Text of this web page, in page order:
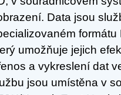
Data jsou
formátu
umožňuje jejich
a vykreslení dat
jsou umístěna v